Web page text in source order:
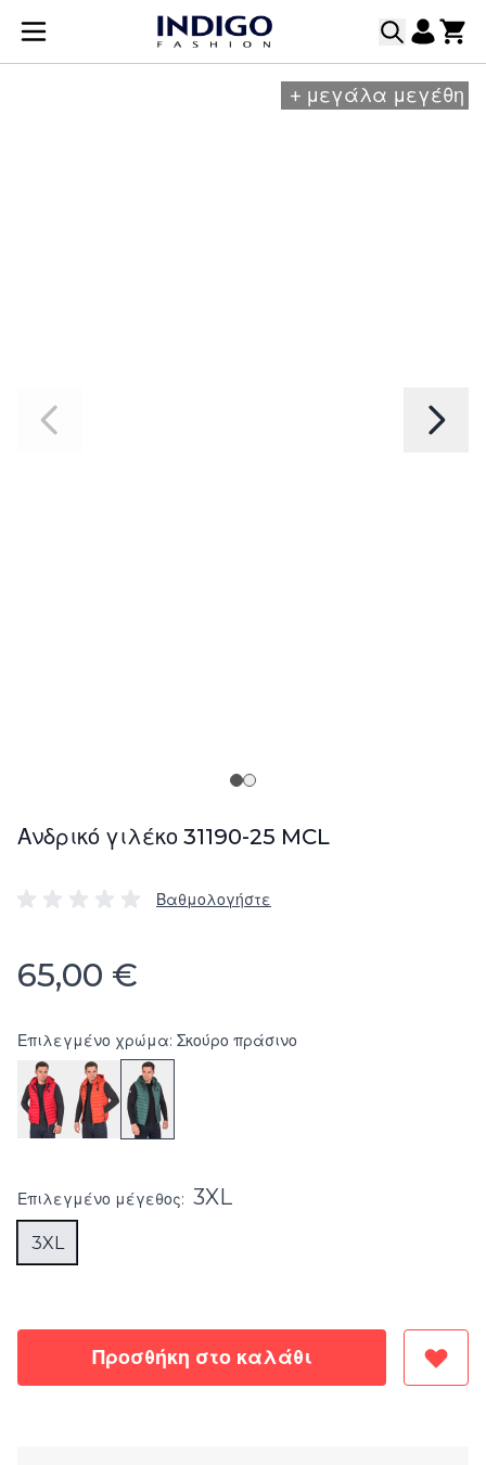
Μετάβαση στο περιεχόμενο
+ μεγάλα μεγέθη
Ανδρικό γιλέκο 31190-25 MCL
Βαθμολογήστε
65,00 €
Επιλεγμένο χρώμα: Σκούρο πράσινο
Επιλεγμένο μέγεθος: 3XL
3XL
Προσθήκη στο καλάθι